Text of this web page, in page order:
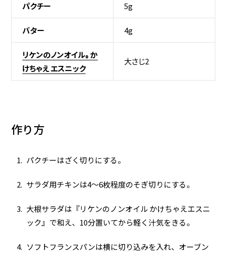
パクチー 5g
バター 4g
リケンのノンオイル® か
けちゃえ エスニック
大さじ2
作り方
パクチーはざく切りにする。
サラダ用チキンは4～6枚程度のそぎ切りにする。
大根サラダは『リケンのノンオイル かけちゃえエスニ
ック』で和え、10分置いてから軽く汁気をきる。
ソフトフランスパンは横に切り込みを入れ、オーブン